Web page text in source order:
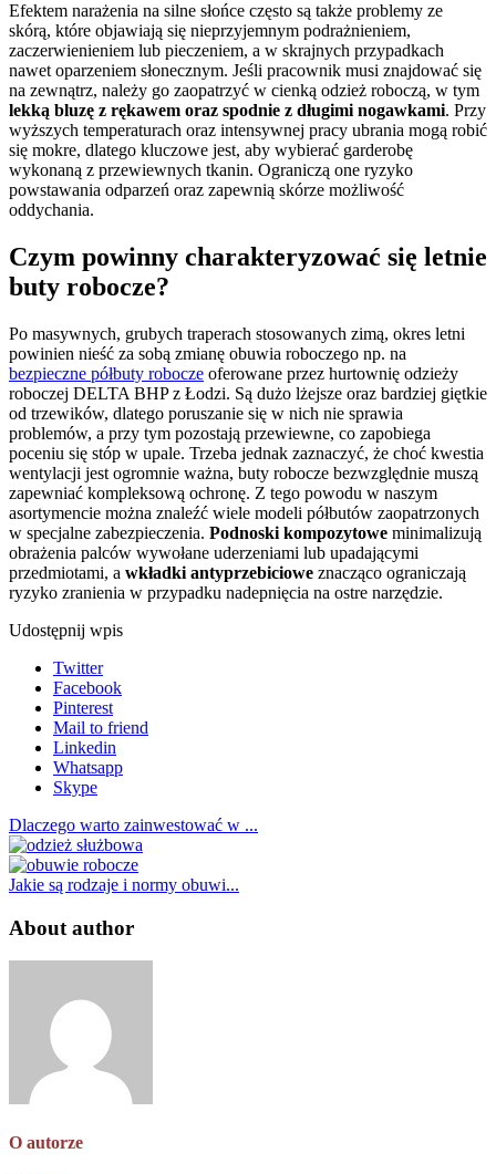
Efektem narażenia na silne słońce często są także problemy ze
skórą, które objawiają się nieprzyjemnym podrażnieniem,
zaczerwienieniem lub pieczeniem, a w skrajnych przypadkach
nawet oparzeniem słonecznym. Jeśli pracownik musi znajdować się
na zewnątrz, należy go zaopatrzyć w cienką odzież roboczą, w tym
lekką bluzę z rękawem oraz spodnie z długimi nogawkami. Przy
wyższych temperaturach oraz intensywnej pracy ubrania mogą robić
się mokre, dlatego kluczowe jest, aby wybierać garderobę
wykonaną z przewiewnych tkanin. Ograniczą one ryzyko
powstawania odparzeń oraz zapewnią skórze możliwość
oddychania.
Czym powinny charakteryzować się letnie
buty robocze?
Po masywnych, grubych traperach stosowanych zimą, okres letni
powinien nieść za sobą zmianę obuwia roboczego np. na
bezpieczne półbuty robocze oferowane przez hurtownię odzieży
roboczej DELTA BHP z Łodzi. Są dużo lżejsze oraz bardziej giętkie
od trzewików, dlatego poruszanie się w nich nie sprawia
problemów, a przy tym pozostają przewiewne, co zapobiega
poceniu się stóp w upale. Trzeba jednak zaznaczyć, że choć kwestia
wentylacji jest ogromnie ważna, buty robocze bezwzględnie muszą
zapewniać kompleksową ochronę. Z tego powodu w naszym
asortymencie można znaleźć wiele modeli półbutów zaopatrzonych
w specjalne zabezpieczenia. Podnoski kompozytowe minimalizują
obrażenia palców wywołane uderzeniami lub upadającymi
przedmiotami, a wkładki antyprzebiciowe znacząco ograniczają
ryzyko zranienia w przypadku nadepnięcia na ostre narzędzie.
Udostępnij wpis
Twitter
Facebook
Pinterest
Mail to friend
Linkedin
Whatsapp
Skype
Dlaczego warto zainwestować w ...
Jakie są rodzaje i normy obuwi...
About author
O autorze